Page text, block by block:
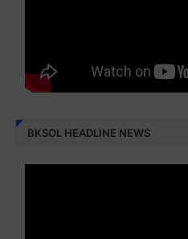
BKSOL HEADLINE NEWS